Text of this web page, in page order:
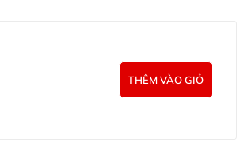
THÊM VÀO GIỎ